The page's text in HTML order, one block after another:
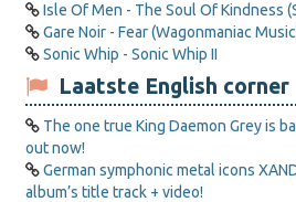
Isle Of Men - The Soul Of Kindness
Gare Noir - Fear (Wagonmaniac
Sonic Whip - Sonic Whip II
Laatste English corner
The one true King Daemon Grey is
out now!
German symphonic metal icons
album’s title track + video!